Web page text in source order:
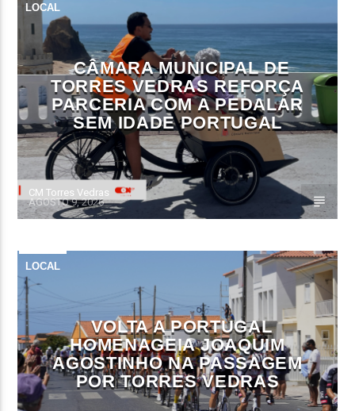
LOCAL
CÂMARA MUNICIPAL DE
TORRES VEDRAS REFORÇA
PARCERIA COM A PEDALAR
SEM IDADE PORTUGAL
CM Torres Vedras
AGOSTO 9, 2026
LOCAL
VOLTA A PORTUGAL
HOMENAGEIA JOAQUIM
AGOSTINHO NA PASSAGEM
POR TORRES VEDRAS